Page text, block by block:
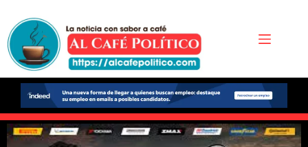
contenido